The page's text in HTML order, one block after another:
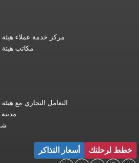
مركز خدمة عملاء
مكاتب
التعامل التجاري مع
خطط لرحلتك أسعار التذاكر